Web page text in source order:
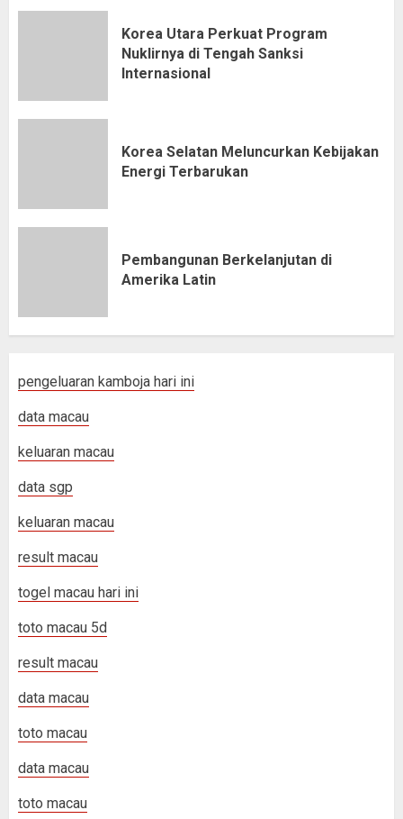
Korea Utara Perkuat Program
Nuklirnya di Tengah Sanksi
Internasional
Korea Selatan Meluncurkan Kebijakan
Energi Terbarukan
Pembangunan Berkelanjutan di
Amerika Latin
pengeluaran kamboja hari ini
data macau
keluaran macau
data sgp
keluaran macau
result macau
togel macau hari ini
toto macau 5d
result macau
data macau
toto macau
data macau
toto macau